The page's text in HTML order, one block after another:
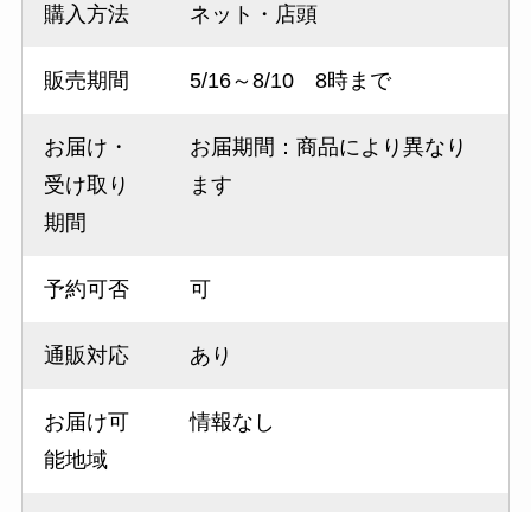
購入方法 ネット・店頭
販売期間 5/16～8/10 8時まで
お届け・
受け取り
期間
お届期間：商品により異なり
ます
予約可否 可
通販対応 あり
お届け可
能地域
情報なし